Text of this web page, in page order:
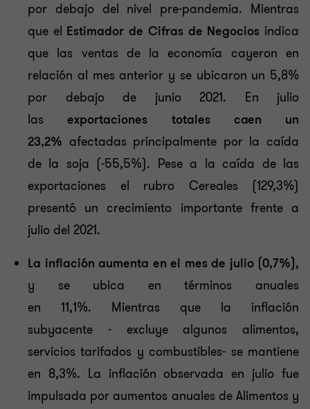
por debajo del nivel pre-pandemia. Mientras
que el Estimador de Cifras de Negocios indica
que las ventas de la economía cayeron en
relación al mes anterior y se ubicaron un 5,8%
por debajo de junio 2021. En julio
las
exportaciones totales
caen un
23,2% afectadas principalmente por la caída
de la soja (-55,5%). Pese a la caída de las
exportaciones el rubro Cereales (129,3%)
presentó un crecimiento importante frente a
julio del 2021.
La inflación aumenta en el mes de julio (0,7%),
y se ubica en términos anuales
en 11,1%. Mientras que la inflación
subyacente - excluye algunos alimentos,
servicios tarifados y combustibles- se mantiene
en 8,3%. La inflación observada en julio fue
impulsada por aumentos anuales de Alimentos y